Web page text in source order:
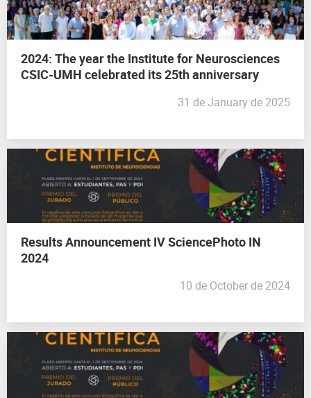
2024: The year the Institute for Neurosciences
CSIC-UMH celebrated its 25th anniversary
31 de January de 2025
Results Announcement IV SciencePhoto IN
2024
10 de October de 2024